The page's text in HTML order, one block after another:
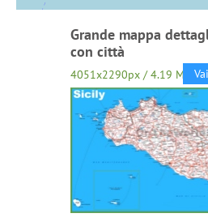
Grande mappa
con città
4051x2290px / 4.19 Mb